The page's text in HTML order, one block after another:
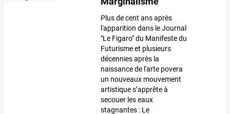
Plus de cent ans après
l'apparition dans le Journal
"Le Figaro" du Manifeste du
Futurisme et plusieurs
décennies après la
naissance de l'arte povera
un nouveaux mouvement
artistique s’apprête à
secouer les eaux
stagnantes : Le